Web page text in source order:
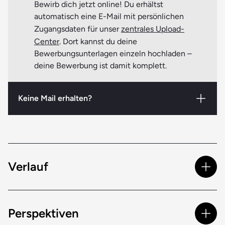
Bewirb dich jetzt online! Du erhältst
automatisch eine E-Mail mit persönlichen
Zugangsdaten für unserzentrales Upload-
Center. Dort kannst du deine
Bewerbungsunterlagen einzeln hochladen –
deine Bewerbung ist damit komplett.
Keine Mail erhalten?
Spamfilter. Ist auch dort nichts zu finden, melde
was da los ist.
Verlauf
Das erwartet dich bei
Perspektiven